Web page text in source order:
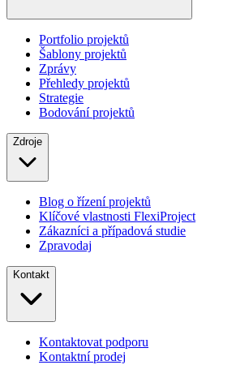
Portfolio projektů
Šablony projektů
Zprávy
Přehledy projektů
Strategie
Bodování projektů
Zdroje
Blog o řízení projektů
Klíčové vlastnosti FlexiProject
Zákazníci a případová studie
Zpravodaj
Kontakt
Kontaktovat podporu
Kontaktní prodej